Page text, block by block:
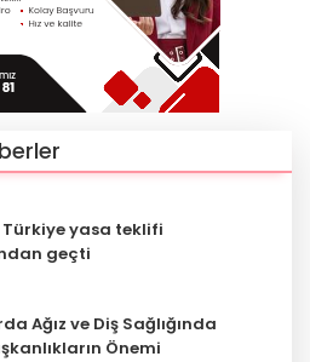
Türkiye yasa teklifi
geçti
Ağız ve Diş Sağlığında
Önemi